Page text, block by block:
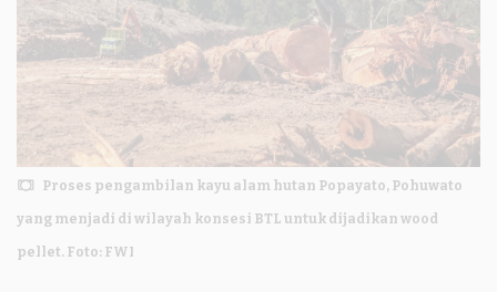
Proses pengambilan kayu alam hutan Popayato, Pohuwato
yang menjadi di wilayah konsesi BTL untuk dijadikan wood
pellet. Foto: FWI